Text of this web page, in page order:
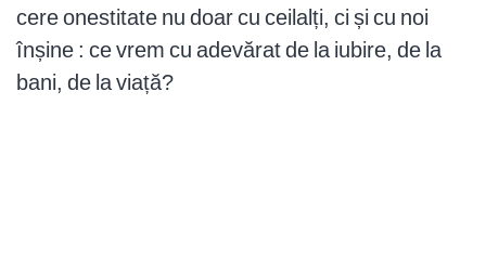
cere onestitate nu doar cu ceilalți, ci și cu noi
înșine : ce vrem cu adevărat de la iubire, de la
bani, de la viață?